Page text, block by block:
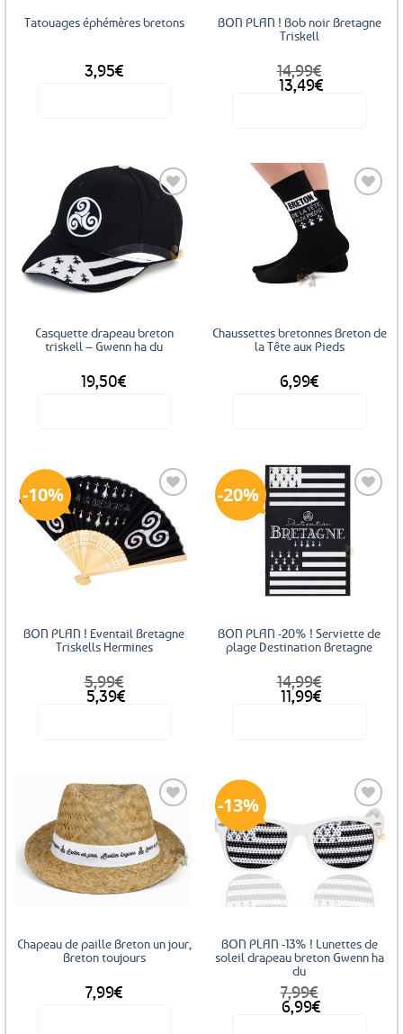
sur
Tatouages éphémères bretons
3,95€
BON PLAN ! Bob noir Bretagne
Triskell
14,99€
Le
prix
13,49€
Le
prix
Ajouter
aux
favoris
Casquette drapeau breton
triskell – Gwenn ha du
19,50€
Ajouter
favoris
Chaussettes bretonnes Breton de
la Tête aux Pieds
6,99€
10%
Ajouter
aux
favoris
BON PLAN ! Eventail Bretagne
Triskells Hermines
5,99€
Le
prix
5,39€
Le
prix
20%
aux
favoris
BON PLAN -20% ! Serviette de
plage Destination Bretagne
14,99€
Le
prix
11,99€
Le
prix
Ajouter
aux
favoris
Chapeau de paille Breton un jour,
Breton toujours
7,99€
13%
Ajouter
aux
favoris
BON PLAN -13% ! Lunettes de
soleil drapeau breton Gwenn ha
du
7,99€
Le
prix
6,99€
Le
prix